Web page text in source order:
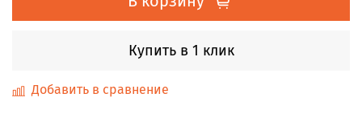
Купить в 1 клик
Добавить в сравнение